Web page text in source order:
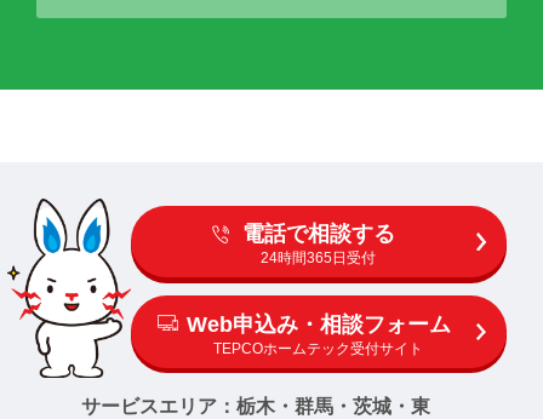
電話で相談する
24時間365日受付
Web申込み・相談フォーム
TEPCOホームテック受付サイト
サービスエリア：栃木・群馬・茨城・東